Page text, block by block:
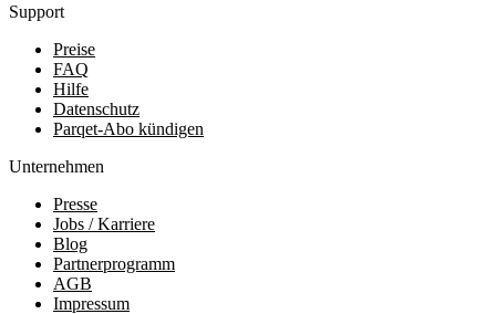
Support
Preise
FAQ
Hilfe
Datenschutz
Parqet-Abo kündigen
Unternehmen
Presse
Jobs / Karriere
Blog
Partnerprogramm
AGB
Impressum